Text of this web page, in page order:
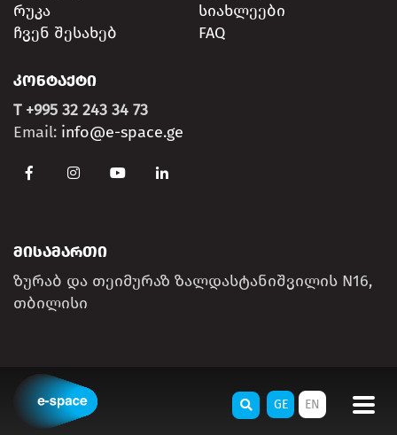
GE EN
რუკა
სიახლეები
ჩვენ შესახებ
FAQ
ᲙᲝᲜᲢᲐᲥᲢᲘ
T +995 32 243 34 73
Email: info@e-space.ge
ᲛᲘᲡᲐᲛᲐᲠᲗᲘ
ზურაბ და თეიმურაზ ზალდასტანიშვილის N16,
თბილისი